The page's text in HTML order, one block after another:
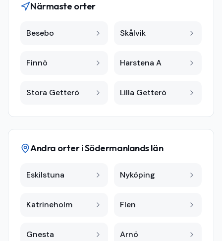
Närmaste orter
Besebo Skålvik
Finnö Harstena A
Stora Getterö Lilla Getterö
Andra orter iSödermanlands län
Eskilstuna Nyköping
Katrineholm Flen
Gnesta Arnö